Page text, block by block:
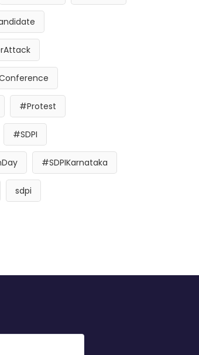
#Protest
#SDPI
#SDPIKarnataka
sdpi